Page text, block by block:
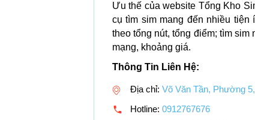
Ưu thế của website Tổng Kho
cụ tìm sim mang đến nhiều tiện
theo tổng nút, tổng điểm; tìm sim
mạng, khoảng giá.
Thông Tin Liên Hệ:
Địa chỉ: Võ Văn Tần, Phường
Hotline: 0912767676